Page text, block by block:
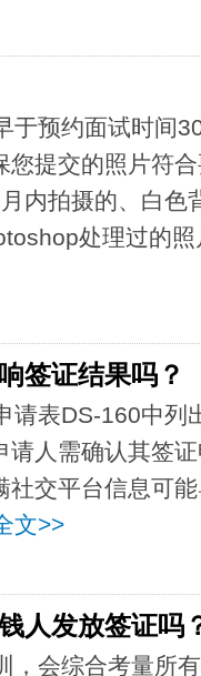
于预约面试时间
提交的照片符
内拍摄的、白色
处理过的
签证结果吗？
请表DS-160中列
人需确认其签
交平台信息可
文>>
人发放签证吗
，会综合考量所